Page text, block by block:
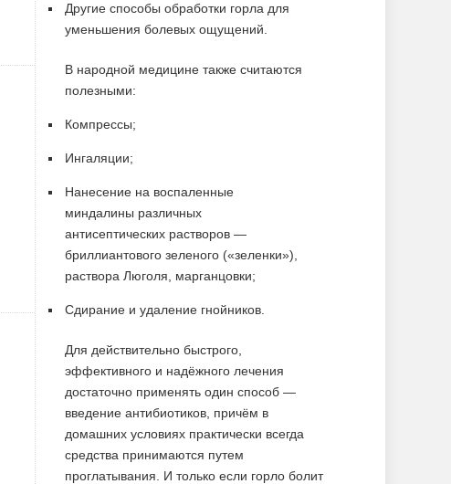
Другие способы обработки горла для
уменьшения болевых ощущений.
В народной медицине также считаются
полезными:
Компрессы;
Ингаляции;
Нанесение на воспаленные
миндалины различных
антисептических растворов —
бриллиантового зеленого («зеленки»),
раствора Люголя, марганцовки;
Сдирание и удаление гнойников.
Для действительно быстрого,
эффективного и надёжного лечения
достаточно применять один способ —
введение антибиотиков, причём в
домашних условиях практически всегда
средства принимаются путем
проглатывания. И только если горло болит